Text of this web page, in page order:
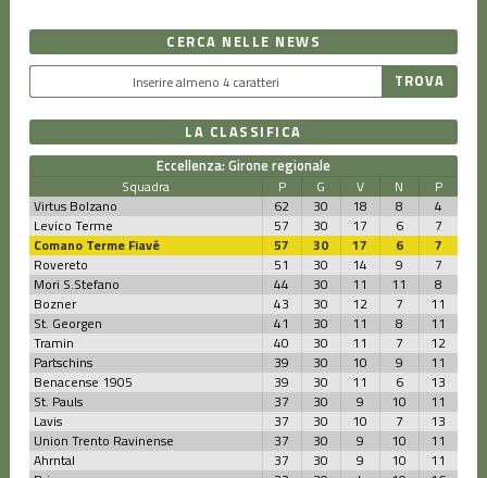
CERCA NELLE NEWS
LA CLASSIFICA
Eccellenza: Girone regionale
Squadra P G V N
P
Virtus Bolzano
62 30 18 8
4
Levico Terme
57 30 17 6
7
Comano Terme Fiavé
57 30 17 6
7
Rovereto
51 30 14 9
7
Mori S.Stefano
44 30 11 11
8
Bozner
43 30 12 7
11
St. Georgen
41 30 11 8
11
Tramin
40 30 11 7
12
Partschins
39 30 10 9
11
Benacense 1905
39 30 11 6
13
St. Pauls
37 30 9 10
11
Lavis
37 30 10 7
13
Union Trento Ravinense
37 30 9 10
11
Ahrntal
37 30 9 10
11